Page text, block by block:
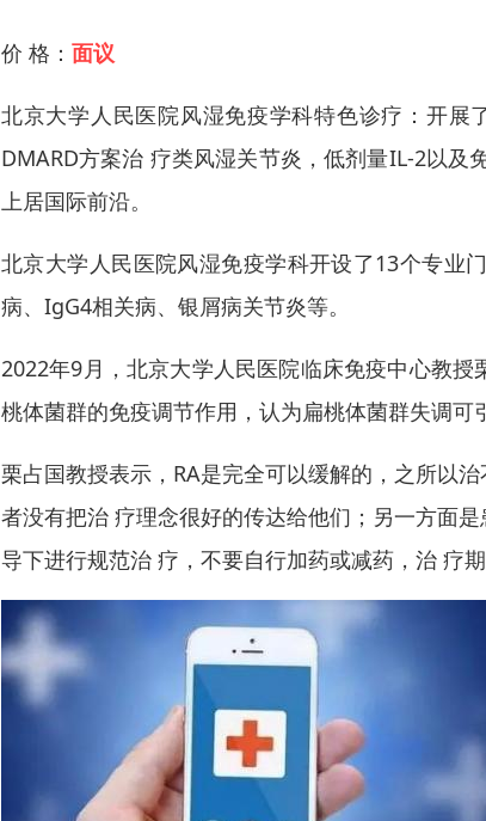
价 格： 面议
北京大学人民医院风湿免疫学科特色诊疗：开
DMARD方案治 疗类风湿关节炎，低剂量IL-2以
上居国际前沿。
北京大学人民医院风湿免疫学科开设了13个专业
病、IgG4相关病、银屑病关节炎等。
2022年9月，北京大学人民医院临床免疫中心教
桃体菌群的免疫调节作用，认为扁桃体菌群失调可
栗占国教授表示，RA是完全可以缓解的，之所以
者没有把治 疗理念很好的传达给他们；另一方面
导下进行规范治 疗，不要自行加药或减药，治 疗